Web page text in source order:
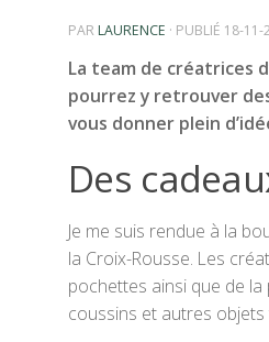
PAR LAURENCE · PUBLIÉ 18-11-
La team de créatrices
pourrez y retrouver
vous donner plein
Des
Je me suis rendue à la
la Croix-Rousse. Les
pochettes ainsi que de
coussins et autres